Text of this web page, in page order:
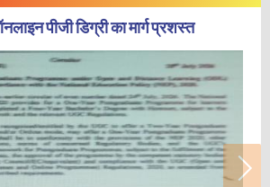
पीजी डिग्री का मार्ग प्रशस्त